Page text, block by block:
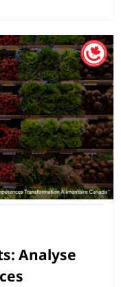
Analyse